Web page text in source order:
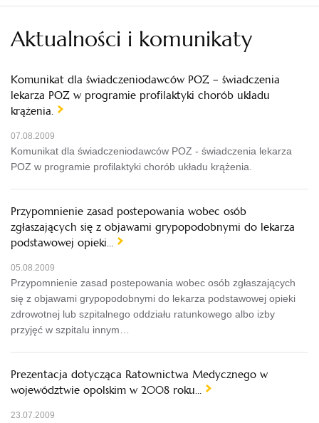
Aktualności i komunikaty
Komunikat dla świadczeniodawców POZ – świadczenia
lekarza POZ w programie profilaktyki chorób układu
krążenia.
07.08.2009
Komunikat dla świadczeniodawców POZ - świadczenia lekarza
POZ w programie profilaktyki chorób układu krążenia.
Przypomnienie zasad postepowania wobec osób
zgłaszających się z objawami grypopodobnymi do lekarza
podstawowej opieki…
05.08.2009
Przypomnienie zasad postepowania wobec osób zgłaszających
się z objawami grypopodobnymi do lekarza podstawowej opieki
zdrowotnej lub szpitalnego oddziału ratunkowego albo izby
przyjęć w szpitalu innym…
Prezentacja dotycząca Ratownictwa Medycznego w
województwie opolskim w 2008 roku…
23.07.2009